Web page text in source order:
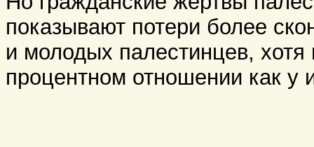
показывают потери более
и молодых палестинцев, хотя
процентном отношении как у